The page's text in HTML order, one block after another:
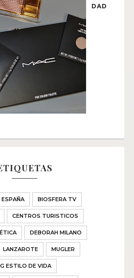
DAD
ESPAÑA BIOSFERA TV
CENTROS TURISTICOS
DEBORAH MILANO
LANZAROTE MUGLER
ESTILO DE VIDA